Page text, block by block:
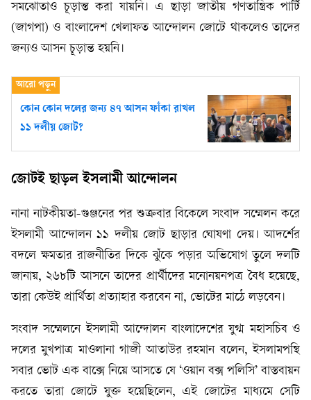
সমঝোতাও চূড়ান্ত করা যায়নি। এ ছাড়া জাতীয় গণতান্ত্রিক পার্টি
(জাগপা) ও বাংলাদেশ খেলাফত আন্দোলন জোটে থাকলেও তাদের
জন্যও আসন চূড়ান্ত হয়নি।
কোন কোন দলের জন্য ৪৭ আসন ফাঁকা রাখল
১১ দলীয় জোট?
জোটই ছাড়ল ইসলামী আন্দোলন
নানা নাটকীয়তা-গুঞ্জনের পর শুক্রবার বিকেলে সংবাদ সম্মেলন করে
ইসলামী আন্দোলন ১১ দলীয় জোট ছাড়ার ঘোষণা দেয়। আদর্শের
বদলে ক্ষমতার রাজনীতির দিকে ঝুঁকে পড়ার অভিযোগ তুলে দলটি
জানায়, ২৬৮টি আসনে তাদের প্রার্থীদের মনোনয়নপত্র বৈধ হয়েছে,
তারা কেউই প্রার্থিতা প্রত্যাহার করবেন না, ভোটের মাঠে লড়বেন।
সংবাদ সম্মেলনে ইসলামী আন্দোলন বাংলাদেশের যুগ্ম মহাসচিব ও
দলের মুখপাত্র মাওলানা গাজী আতাউর রহমান বলেন, ইসলামপন্থি
সবার ভোট এক বাক্সে নিয়ে আসতে যে ‘ওয়ান বক্স পলিসি’ বাস্তবায়ন
করতে তারা জোটে যুক্ত হয়েছিলেন, এই জোটের মাধ্যমে সেটি